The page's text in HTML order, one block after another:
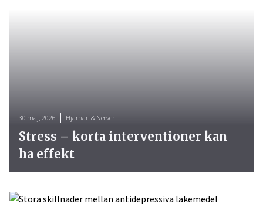
30 maj, 2026 Hjärnan & Nerver
Stress – korta interventioner kan
ha effekt